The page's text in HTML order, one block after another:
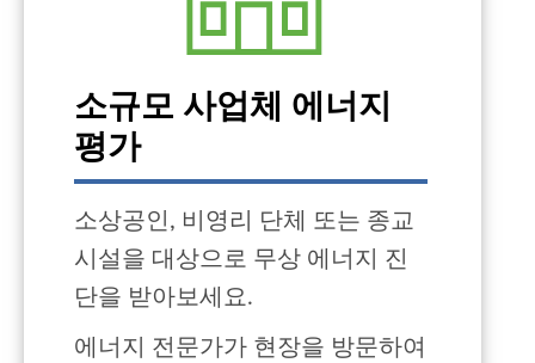
소규모 사업체 에너지
평가
소상공인, 비영리 단체 또는 종교
시설을 대상으로 무상 에너지 진
단을 받아보세요.
에너지 전문가가 현장을 방문하여